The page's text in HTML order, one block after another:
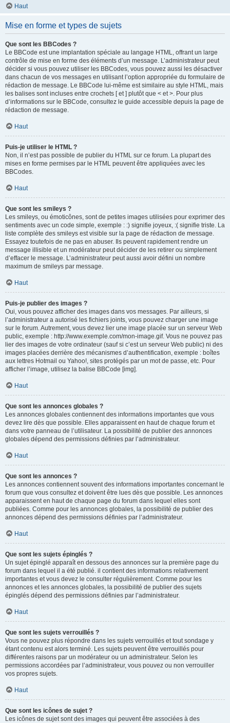
Haut
Mise en forme et types de sujets
Que sont les BBCodes ?
Le BBCode est une implantation spéciale au langage HTML, offrant un large
contrôle de mise en forme des éléments d’un message. L’administrateur peut
décider si vous pouvez utiliser les BBCodes, vous pouvez aussi les désactiver
dans chacun de vos messages en utilisant l’option appropriée du formulaire de
rédaction de message. Le BBCode lui-même est similaire au style HTML, mais
les balises sont incluses entre crochets [ et ] plutôt que < et >. Pour plus
d’informations sur le BBCode, consultez le guide accessible depuis la page de
rédaction de message.
Haut
Puis-je utiliser le HTML ?
Non, il n’est pas possible de publier du HTML sur ce forum. La plupart des
mises en forme permises par le HTML peuvent être appliquées avec les
BBCodes.
Haut
Que sont les smileys ?
Les smileys, ou émoticônes, sont de petites images utilisées pour exprimer des
sentiments avec un code simple, exemple : :) signifie joyeux, :( signifie triste. La
liste complète des smileys est visible sur la page de rédaction de message.
Essayez toutefois de ne pas en abuser. Ils peuvent rapidement rendre un
message illisible et un modérateur peut décider de les retirer ou simplement
d’effacer le message. L’administrateur peut aussi avoir défini un nombre
maximum de smileys par message.
Haut
Puis-je publier des images ?
Oui, vous pouvez afficher des images dans vos messages. Par ailleurs, si
l’administrateur a autorisé les fichiers joints, vous pouvez charger une image
sur le forum. Autrement, vous devez lier une image placée sur un serveur Web
public, exemple : http://www.exemple.com/mon-image.gif. Vous ne pouvez pas
lier des images de votre ordinateur (sauf si c’est un serveur Web public) ni des
images placées derrière des mécanismes d’authentification, exemple : boîtes
aux lettres Hotmail ou Yahoo!, sites protégés par un mot de passe, etc. Pour
afficher l’image, utilisez la balise BBCode [img].
Haut
Que sont les annonces globales ?
Les annonces globales contiennent des informations importantes que vous
devez lire dès que possible. Elles apparaissent en haut de chaque forum et
dans votre panneau de l’utilisateur. La possibilité de publier des annonces
globales dépend des permissions définies par l’administrateur.
Haut
Que sont les annonces ?
Les annonces contiennent souvent des informations importantes concernant le
forum que vous consultez et doivent être lues dès que possible. Les annonces
apparaissent en haut de chaque page du forum dans lequel elles sont
publiées. Comme pour les annonces globales, la possibilité de publier des
annonces dépend des permissions définies par l’administrateur.
Haut
Que sont les sujets épinglés ?
Un sujet épinglé apparaît en dessous des annonces sur la première page du
forum dans lequel il a été publié. il contient des informations relativement
importantes et vous devez le consulter régulièrement. Comme pour les
annonces et les annonces globales, la possibilité de publier des sujets
épinglés dépend des permissions définies par l’administrateur.
Haut
Que sont les sujets verrouillés ?
Vous ne pouvez plus répondre dans les sujets verrouillés et tout sondage y
étant contenu est alors terminé. Les sujets peuvent être verrouillés pour
différentes raisons par un modérateur ou un administrateur. Selon les
permissions accordées par l’administrateur, vous pouvez ou non verrouiller
vos propres sujets.
Haut
Que sont les icônes de sujet ?
Les icônes de sujet sont des images qui peuvent être associées à des